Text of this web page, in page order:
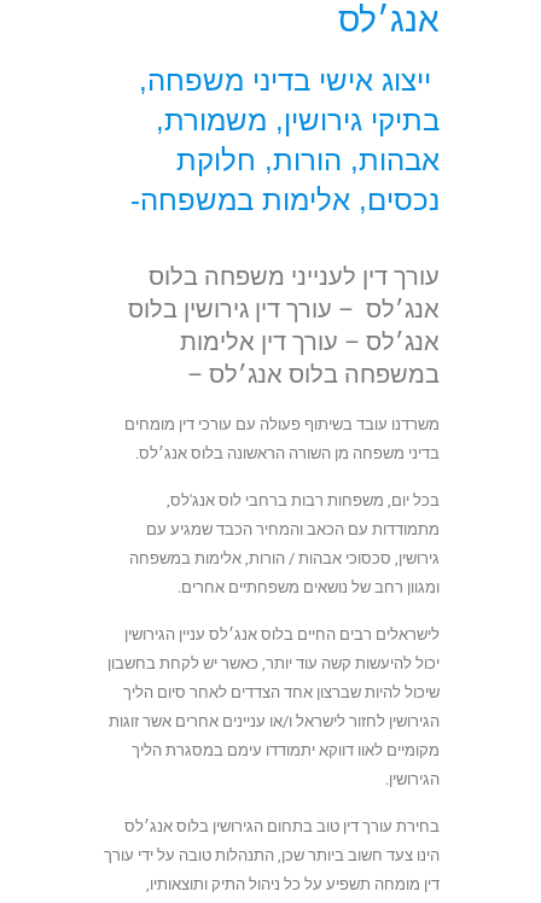
אנג׳לס
ייצוג אישי בדיני משפחה,
בתיקי גירושין, משמורת,
אבהות, הורות, חלוקת
נכסים, אלימות במשפחה-
עורך דין לענייני משפחה בלוס
אנג׳לס – עורך דין גירושין בלוס
אנג׳לס – עורך דין אלימות
במשפחה בלוס אנג׳לס –
משרדנו עובד בשיתוף פעולה עם עורכי דין מומחים
בדיני משפחה מן השורה הראשונה בלוס אנג׳לס.
בכל יום, משפחות רבות ברחבי לוס אנג'לס,
מתמודדות עם הכאב והמחיר הכבד שמגיע עם
גירושין, סכסוכי אבהות / הורות, אלימות במשפחה
ומגוון רחב של נושאים משפחתיים אחרים.
לישראלים רבים החיים בלוס אנג׳לס עניין הגירושין
יכול להיעשות קשה עוד יותר, כאשר יש לקחת בחשבון
שיכול להיות שברצון אחד הצדדים לאחר סיום הליך
הגירושין לחזור לישראל ו/או עניינים אחרים אשר זוגות
מקומיים לאוו דווקא יתמודדו עימם במסגרת הליך
הגירושין.
בחירת עורך דין טוב בתחום הגירושין בלוס אנג׳לס
הינו צעד חשוב ביותר שכן, התנהלות טובה על ידי עורך
דין מומחה תשפיע על כל ניהול התיק ותוצאותיו,